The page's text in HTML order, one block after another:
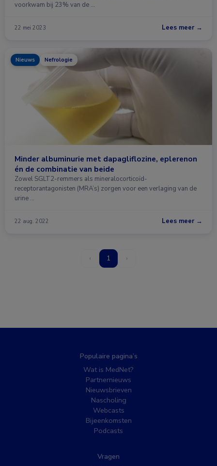
voorkwam bij 23% van de …
22 mei 2023 Lees meer →
Nieuws Nefrologie
Minder albuminurie met dapagliflozine, eplerenon
én de combinatie van beide
Zowel SGLT2-remmers als mineralocorticoïd-
receptorantagonisten (MRA’s) zorgen voor een verlaging van de
urine …
22 aug. 2022 Lees meer →
‹ 1 ›
Populaire pagina’s
Wat is MedNet?
Partnernieuws
Nieuwsbrieven
Nascholing
Webcasts
Bijeenkomsten
Podcasts
Vragen